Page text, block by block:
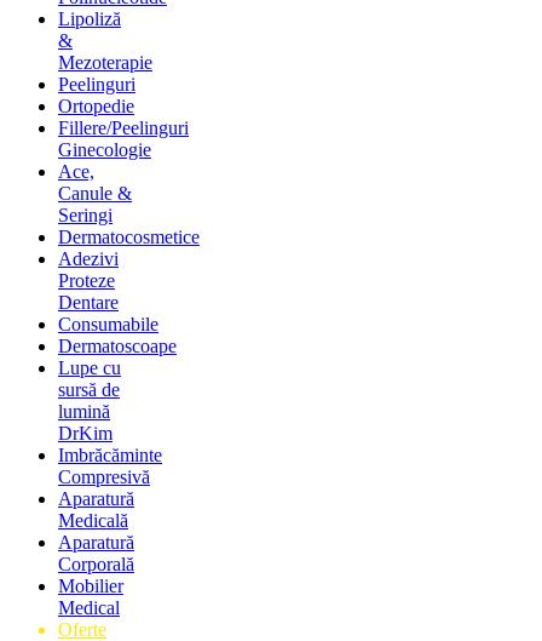
Lipoliză
&
Mezoterapie
Peelinguri
Ortopedie
Fillere/Peelinguri
Ginecologie
Ace,
Canule &
Seringi
Dermatocosmetice
Adezivi
Proteze
Dentare
Consumabile
Dermatoscoape
Lupe cu
sursă de
lumină
DrKim
Imbrăcăminte
Compresivă
Aparatură
Medicală
Aparatură
Corporală
Mobilier
Medical
Oferte